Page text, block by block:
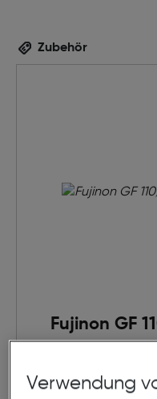
Zubehör
Fujinon GF
€
Verwendung